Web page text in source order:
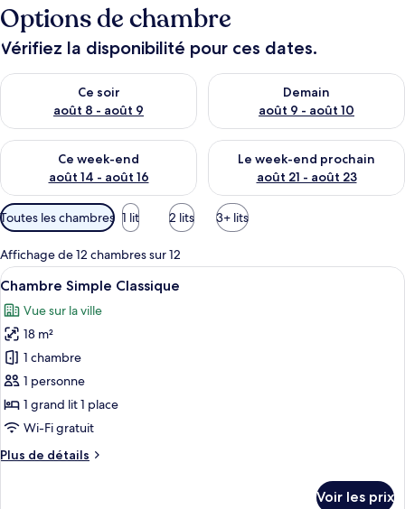
Options de chambre
Vérifiez la disponibilité pour ces dates.
Ce soir
août 8 - août 9
Vérifier la disponibilité pour ce soir août 8 - août 9
Demain
août 9 - août 10
Vérifier la disponibilité pour
Ce week-end
août 14 - août 16
Vérifier la disponibilité pour ce week-end août 14 - août 16
Le week-end prochain
août 21 - août 23
Vérifier la disponibilité pour
Filtres
disponibles
pour
les
chambres
Toutes les chambres 1 lit 2 lits 3+ lits
Affichage de 12 chambres sur 12
Afficher
toutes
les
photos
pour
ce
type
de
chambre :
Chambre
Une chambre d’hôtel moderne
3
Chambre Simple Classique
Vue sur la ville
18 m²
1 chambre
1 personne
1 grand lit 1 place
Wi-Fi gratuit
Plus de détails
Plus
Voir les prix